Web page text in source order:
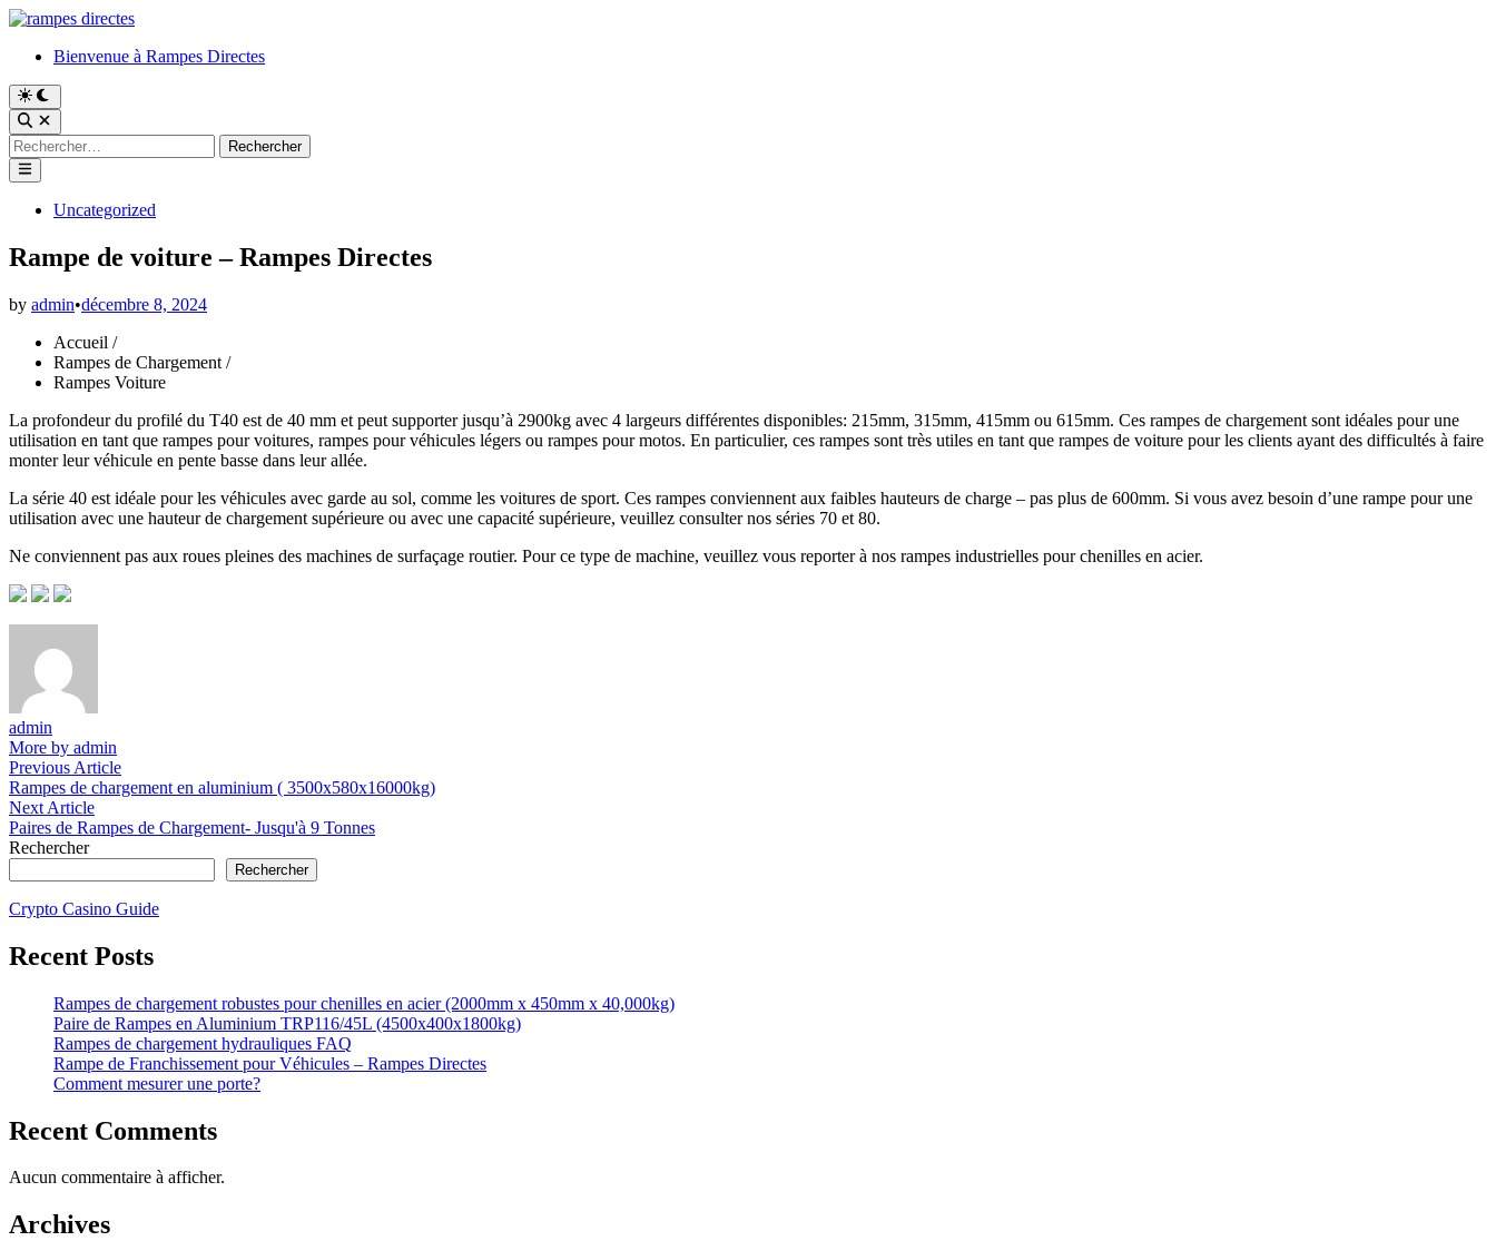
Skip
contentBienvenue à Rampes Directes
Switch
to
dark
mode
Open
Search
Rechercher :
Main
Menu
PostedUncategorized
Rampe de voiture – Rampes Directes
by admin•décembre 8, 2024
Accueil /
Rampes de Chargement /
Rampes Voiture
La profondeur du profilé du T40 est de 40 mm et peut supporter jusqu’à 2900kg avec 4 largeurs différentes disponibles: 215mm, 315mm, 415mm ou 615mm. Ces rampes de chargement sont idéales pour une
utilisation en tant que rampes pour voitures, rampes pour véhicules légers ou rampes pour motos. En particulier, ces rampes sont très utiles en tant que rampes de voiture pour les clients ayant des difficultés à faire
monter leur véhicule en pente basse dans leur allée.
La série 40 est idéale pour les véhicules avec garde au sol, comme les voitures de sport. Ces rampes conviennent aux faibles hauteurs de charge – pas plus de 600mm. Si vous avez besoin d’une rampe pour une
utilisation avec une hauteur de chargement supérieure ou avec une capacité supérieure, veuillez consulter nos séries 70 et 80.
Ne conviennent pas aux roues pleines des machines de surfaçage routier. Pour ce type de machine, veuillez vous reporter à nos rampes industrielles pour chenilles en acier.
admin
More by admin
Navigation
de
l’article
Previous ArticlePrevious
article:
Rampes de chargement en aluminium ( 3500x580x16000kg)
Next ArticleNext
article:
Paires de Rampes de Chargement- Jusqu'à 9 Tonnes
Rechercher
Rechercher
Crypto Casino Guide
Recent Posts
Rampes de chargement robustes pour chenilles en acier (2000mm x 450mm x 40,000kg)
Paire de Rampes en Aluminium TRP116/45L (4500x400x1800kg)
Rampes de chargement hydrauliques FAQ
Rampe de Franchissement pour Véhicules – Rampes Directes
Comment mesurer une porte?
Recent Comments
Aucun commentaire à afficher.
Archives